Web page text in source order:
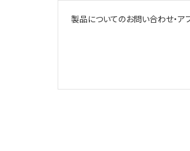
製品についてのお問い合わせ・ア